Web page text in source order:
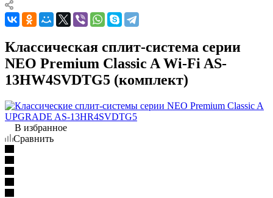
Классическая сплит-система серии
NEO Premium Classic A Wi-Fi AS-
13HW4SVDTG5 (комплект)
В избранное
Сравнить